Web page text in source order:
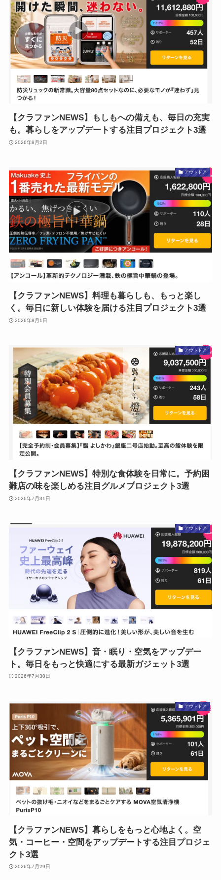
【クラファンNEWS】もしもへの備えも、毎日の充実
も。暮らしをアップデートする注目プロジェクト3選
2026年8月2日
アウトドア
【クラファンNEWS】料理も暮らしも、もっと楽し
く。毎日に新しい体験を届ける注目プロジェクト3選
2026年8月1日
アウトドア
【クラファンNEWS】特別な食体験を日常に。予約困
難店の味を楽しめる注目グルメプロジェクト3選
2026年7月31日
アウトドア
【クラファンNEWS】音・眠り・空気をアップデー
ト。毎日をもっと快適にする最新ガジェット3選
2026年7月30日
アウトドア
【クラファンNEWS】暮らしをもっと心地よく。空
気・コーヒー・空間をアップデートする注目プロジェ
クト3選
2026年7月29日